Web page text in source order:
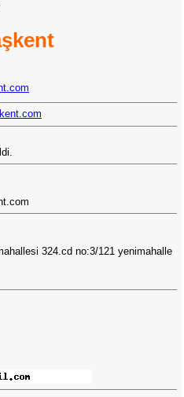
324.cd no:3/121 yenimahalle